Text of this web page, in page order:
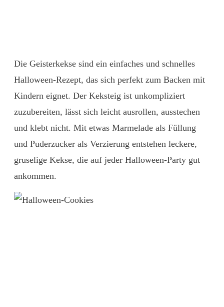
Die Geisterkekse sind ein einfaches und schnelles
Halloween-Rezept, das sich perfekt zum Backen mit
Kindern eignet. Der Keksteig ist unkompliziert
zuzubereiten, lässt sich leicht ausrollen, ausstechen
und klebt nicht. Mit etwas Marmelade als Füllung
und Puderzucker als Verzierung entstehen leckere,
gruselige Kekse, die auf jeder Halloween-Party gut
ankommen.